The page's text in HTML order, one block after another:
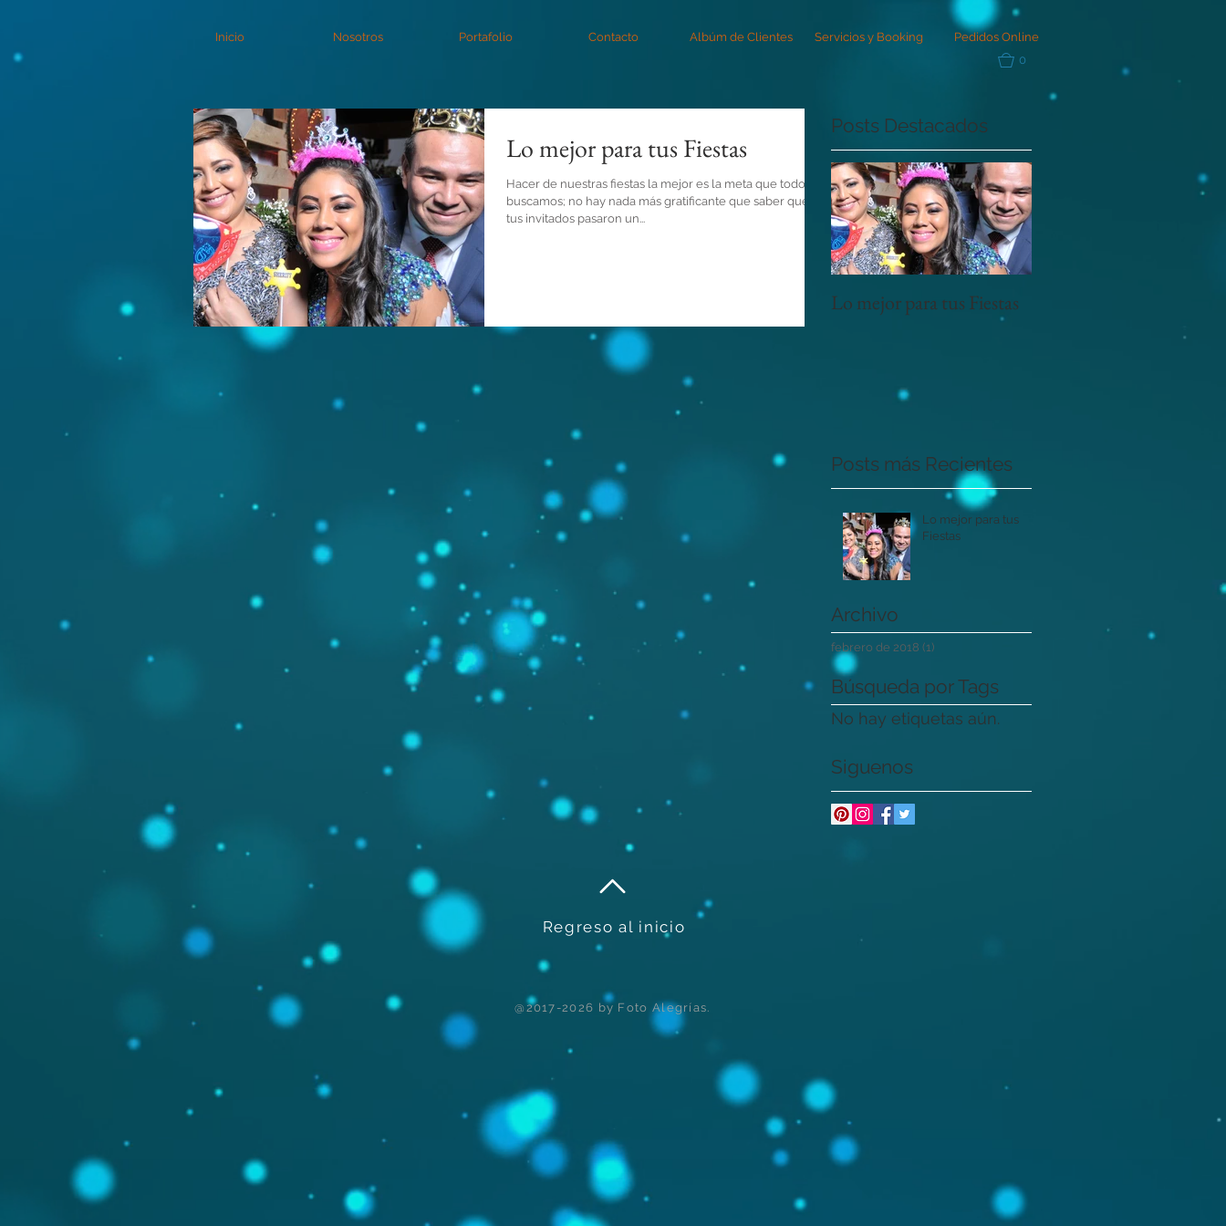
Inicio Nosotros Portafolio Contacto Albúm de Clientes Servicios y Booking
Pedidos Online
0
Lo mejor para tus Fiestas
Hacer de nuestras fiestas la mejor es la meta que todos
buscamos; no hay nada más gratificante que saber que
tus invitados pasaron un...
Posts Destacados
Lo mejor para tus Fiestas
Posts más Recientes
Lo mejor para tus
Fiestas
Archivo
febrero de 2018 (1)
Búsqueda por Tags
No hay etiquetas aún.
Siguenos
Regreso al inicio
@2017-2026 by Foto Alegrías.